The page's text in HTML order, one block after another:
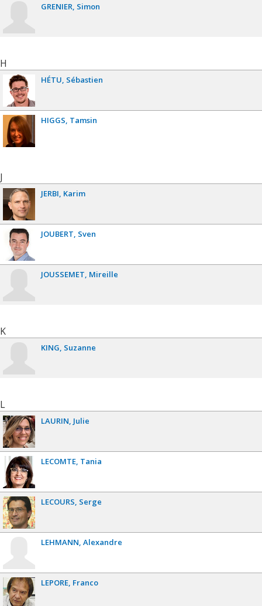
GRENIER Simon
H
HÉTU Sébastien
HIGGS Tamsin
J
JERBI Karim
JOUBERT Sven
JOUSSEMET Mireille
K
KING Suzanne
L
LAURIN Julie
LECOMTE Tania
LECOURS Serge
LEHMANN Alexandre
LEPORE Franco